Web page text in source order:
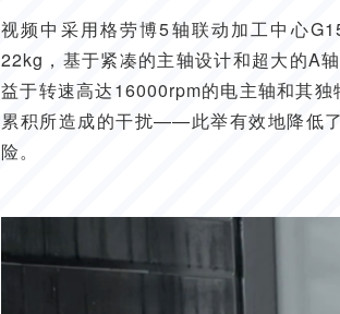
视频中采用格劳博5轴联动加工中心
22kg，基于紧凑的主轴设计和超大的A
益于转速高达16000rpm的电主轴和其
累积所造成的干扰——此举有效地降低
险。